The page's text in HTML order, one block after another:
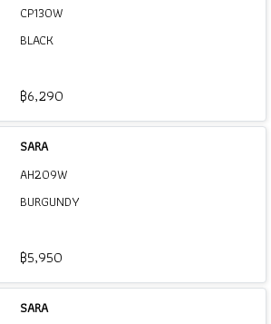
CP130W
BLACK
฿6,290
SARA
AH209W
BURGUNDY
฿5,950
SARA